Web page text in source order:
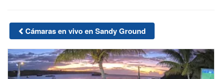
Cámaras en vivo en Sandy Ground